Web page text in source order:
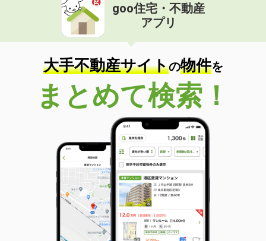
goo住宅・不動産
アプリ
大手不動産サイトの物件を
まとめて検索！